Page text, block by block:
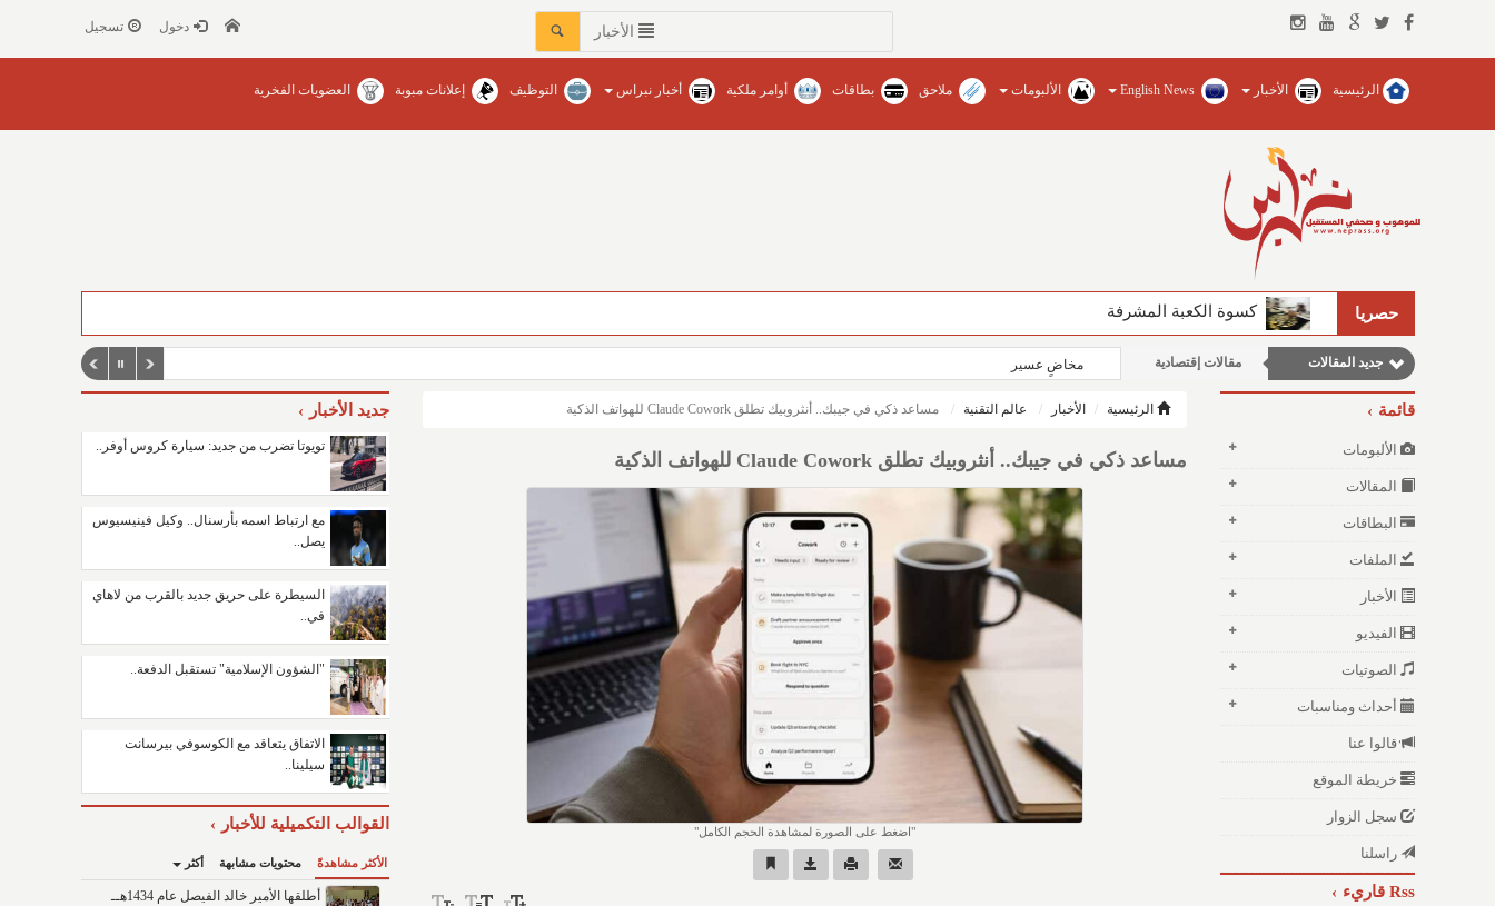
الأخبار دخول تسجيل
الرئيسية الأخبار English News الألبومات ملاحق بطاقات أوامر ملكية أخبار نبراس التوظيف إعلانات مبوبة العضويات الفخرية
حصريا الفيصل يضخ المياه العذبة ويؤسس للجامعات في محافظات المنطقة‏ / نبراس - إنتصار عبدالله
جديد المقالات
مقالات اجتماعية
مقالات إقتصادية
نوافذ الثقافة و الأدب
مخاضٍ عسير
قائمة
الألبومات
المقالات
البطاقات
الملفات
الأخبار
الفيديو
الصوتيات
أحداث ومناسبات
قالوا عنا
خريطة الموقع
سجل الزوار
راسلنا
Rss قاريء
الرئيسية الأخبار عالم التقنية مساعد ذكي في جيبك.. أنثروبيك تطلق Claude Cowork للهواتف الذكية
مساعد ذكي في جيبك.. أنثروبيك تطلق Claude Cowork للهواتف الذكية
اضغط على الصورة لمشاهدة الحجم الكامل
جديد الأخبار
تويوتا تضرب من جديد: سيارة كروس أوفر..
مع ارتباط اسمه بأرسنال.. وكيل فينيسيوس
يصل..
السيطرة على حريق جديد بالقرب من لاهاي
في..
"الشؤون الإسلامية" تستقبل الدفعة..
الاتفاق يتعاقد مع الكوسوفي بيرسانت
سيلينا..
القوالب التكميلية للأخبار
الأكثر مشاهدةً محتويات مشابهة أكثر
أطلقها الأمير خالد الفيصل عام 1434هــ